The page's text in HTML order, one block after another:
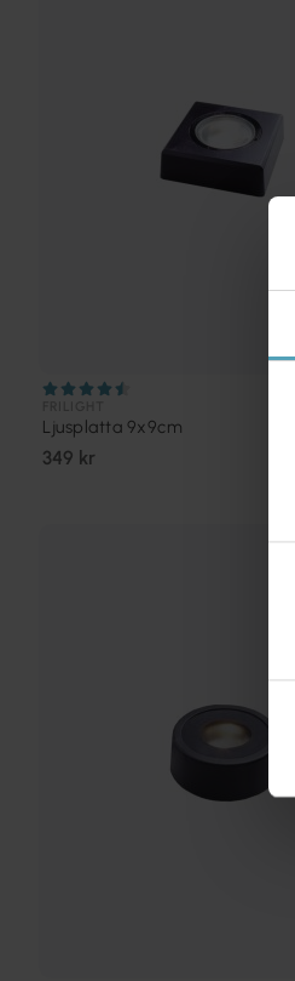
Ljusplatta 9x9cm
349 kr